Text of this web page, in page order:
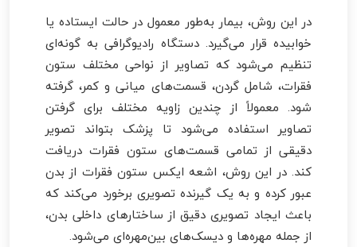
در این روش، بیمار به‌طور معمول در حالت ایستاده یا
خوابیده قرار می‌گیرد. دستگاه رادیوگرافی به گونه‌ای
تنظیم می‌شود که تصاویر از نواحی مختلف ستون
فقرات، شامل گردن، قسمت‌های میانی و کمر، گرفته
شود. معمولاً از چندین زاویه مختلف برای گرفتن
تصاویر استفاده می‌شود تا پزشک بتواند تصویر
دقیقی از تمامی قسمت‌های ستون فقرات دریافت
کند. در این روش، اشعه ایکس ستون فقرات از بدن
عبور کرده و به یک گیرنده تصویری برخورد می‌کند که
باعث ایجاد تصویری دقیق از ساختارهای داخلی بدن،
از جمله مهره‌ها و دیسک‌های بین‌مهره‌ای می‌شود.